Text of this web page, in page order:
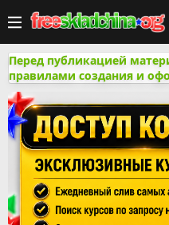
Перед публикацией
правилами создания и